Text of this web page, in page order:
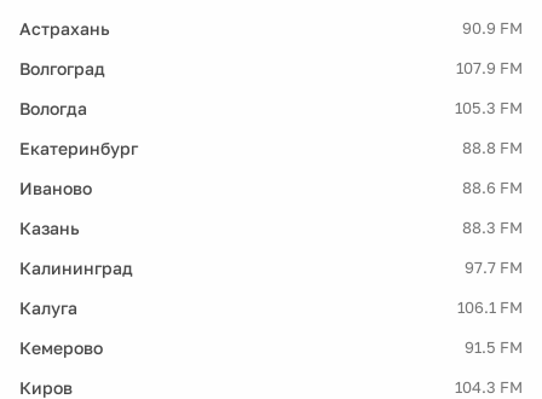
Астрахань 90.9 FM
Волгоград 107.9 FM
Вологда 105.3 FM
Екатеринбург 88.8 FM
Иваново 88.6 FM
Казань 88.3 FM
Калининград 97.7 FM
Калуга 106.1 FM
Кемерово 91.5 FM
Киров 104.3 FM